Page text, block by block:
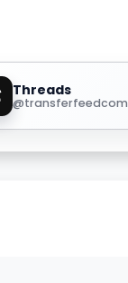
Threads
@transferfeedcom